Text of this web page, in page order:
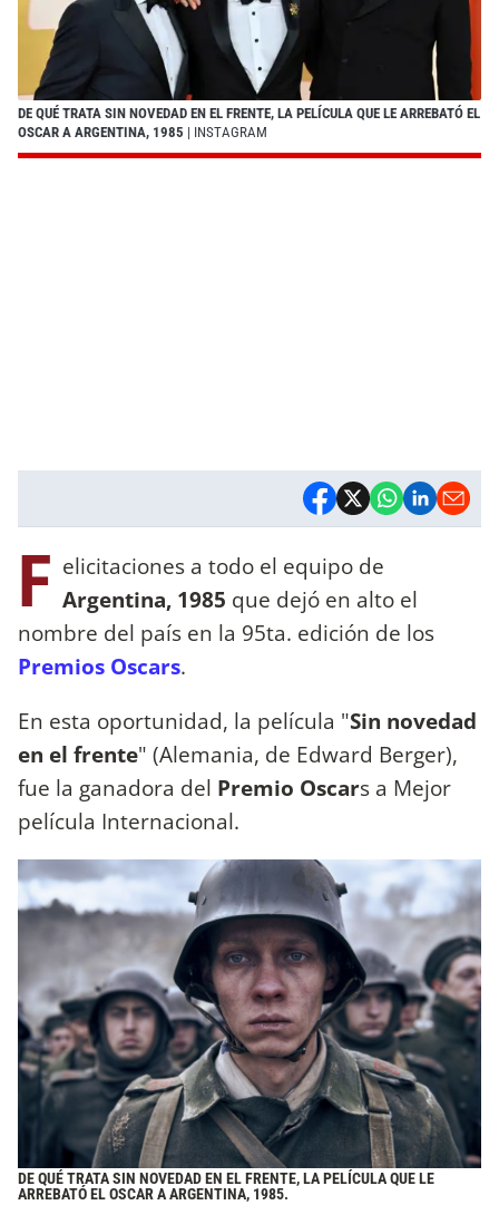
DE QUÉ TRATA SIN NOVEDAD EN EL FRENTE, LA PELÍCULA QUE LE ARREBATÓ EL
OSCAR A ARGENTINA, 1985 | INSTAGRAM
F elicitaciones a todo el equipo de
Argentina, 1985 que dejó en alto el
nombre del país en la 95ta. edición de los
Premios Oscars.
En esta oportunidad, la película "Sin novedad
en el frente" (Alemania, de Edward Berger),
fue la ganadora del Premio Oscars a Mejor
película Internacional.
DE QUÉ TRATA SIN NOVEDAD EN EL FRENTE, LA PELÍCULA QUE LE
ARREBATÓ EL OSCAR A ARGENTINA, 1985.